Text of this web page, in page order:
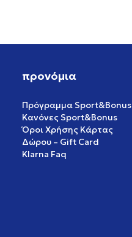
προνόμια
Πρόγραμμα Sport&Bonus
Κανόνες Sport&Bonus
Όροι Χρήσης Κάρτας
Δώρου – Gift Card
Klarna Faq